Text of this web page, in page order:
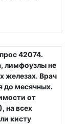
42074.
лимфоузлы не
железах. Врач
до месячных.
от
на всех
кисту